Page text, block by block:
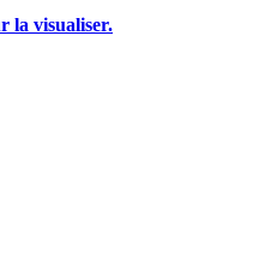
la visualiser.